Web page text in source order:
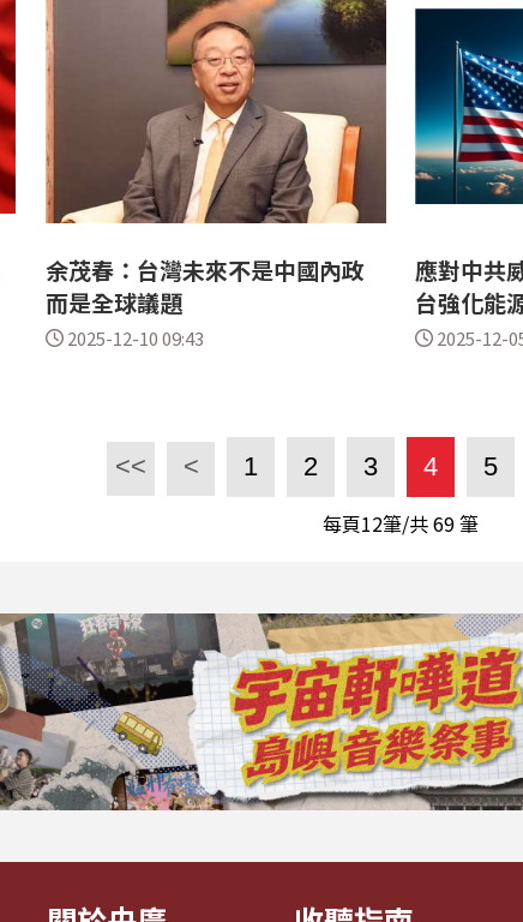
余茂春：台灣未來不是中國內政
而是全球議題
2025-12-10 09:43
應對中共
台強化能
2025-12-
<< < 1 2 3 4 5
每頁12筆/共69筆